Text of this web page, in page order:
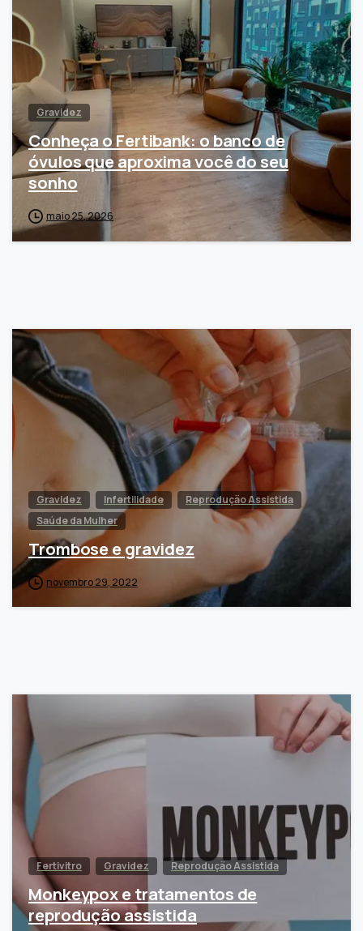
Gravidez
Conheça o Fertibank: o banco de
óvulos que aproxima você do seu
sonho
maio 25, 2026
Gravidez Infertilidade
Reprodução Assistida
Saúde da Mulher
Trombose e gravidez
novembro 29, 2022
Fertivitro Gravidez Reprodução Assistida
Monkeypox e tratamentos de
reprodução assistida